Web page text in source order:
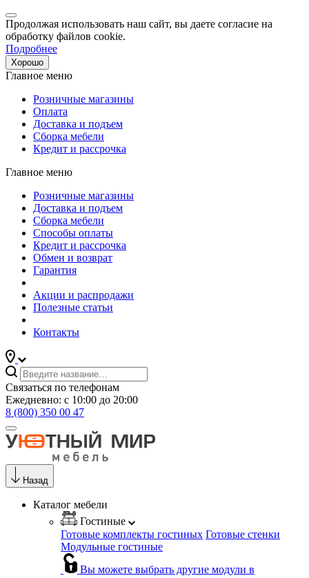
Продолжая использовать наш сайт, вы даете согласие на
обработку файлов cookie.
Подробнее
Хорошо
Главное меню
Розничные магазины
Оплата
Доставка и подъем
Сборка мебели
Кредит и рассрочка
Главное меню
Розничные магазины
Доставка и подъем
Сборка мебели
Способы оплаты
Кредит и рассрочка
Обмен и возврат
Гарантия
Акции и распродажи
Полезные статьи
Контакты
Связаться по телефонам
Ежедневно: с 10:00 до 20:00
8 (800) 350 00 47
Назад
Каталог мебели
Гостиные
Готовые комплекты гостиных Готовые стенки
Модульные гостиные
Вы можете выбрать другие модули в